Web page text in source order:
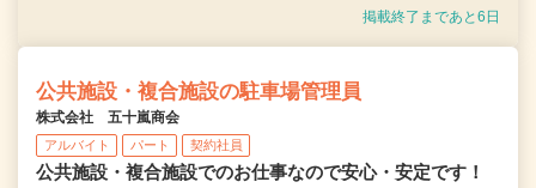
掲載終了まであと6日
公共施設・複合施設の駐車場管理員
株式会社 五十嵐商会
アルバイト パート 契約社員
公共施設・複合施設でのお仕事なので安心・安定です！